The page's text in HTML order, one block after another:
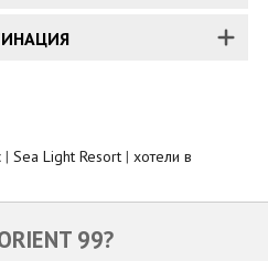
| Sea Light Resort | хотели в
99?